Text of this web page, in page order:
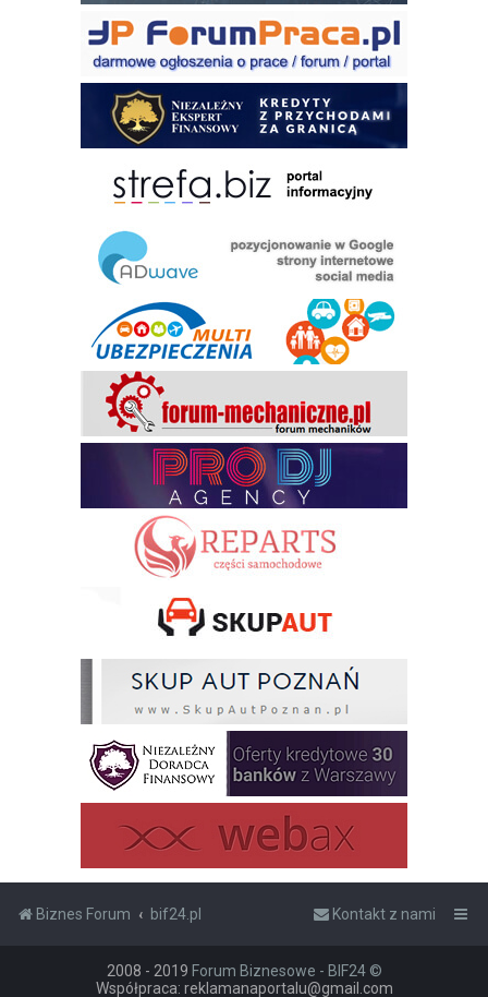
Biznes Forum bif24.pl Kontakt z nami
2008 - 2019 Forum Biznesowe - BIF24 ©
Współpraca: reklamanaportalu@gmail.com